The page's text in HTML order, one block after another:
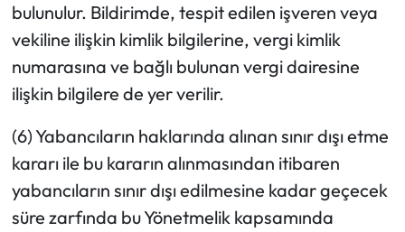
bulunulur. Bildirimde, tespit edilen işveren veya
vekiline ilişkin kimlik bilgilerine, vergi kimlik
numarasına ve bağlı bulunan vergi dairesine
ilişkin bilgilere de yer verilir.
(6) Yabancıların haklarında alınan sınır dışı etme
kararı ile bu kararın alınmasından itibaren
yabancıların sınır dışı edilmesine kadar geçecek
süre zarfında bu Yönetmelik kapsamında